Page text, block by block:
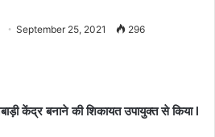
September 25, 2021 296
केंद्र बनाने की शिकायत उपायुक्त से किया l